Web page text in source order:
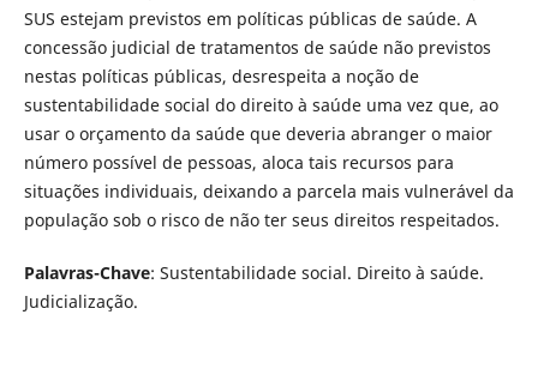
SUS estejam previstos em políticas públicas de saúde. A
concessão judicial de tratamentos de saúde não previstos
nestas políticas públicas, desrespeita a noção de
sustentabilidade social do direito à saúde uma vez que, ao
usar o orçamento da saúde que deveria abranger o maior
número possível de pessoas, aloca tais recursos para
situações individuais, deixando a parcela mais vulnerável da
população sob o risco de não ter seus direitos respeitados.
Palavras-Chave: Sustentabilidade social. Direito à saúde.
Judicialização.